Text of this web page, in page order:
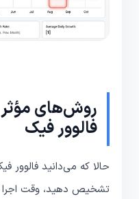
روش‌های مؤثر
فالوور فیک
حالا که می‌دانید
تشخیص دهید، وقت اجرا